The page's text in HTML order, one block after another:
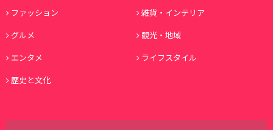
ファッション
雑貨・インテリア
グルメ
観光・地域
エンタメ
ライフスタイル
歴史と文化